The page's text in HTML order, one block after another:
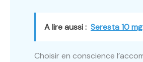
A lire aussi : Seresta 10
Choisir en conscience